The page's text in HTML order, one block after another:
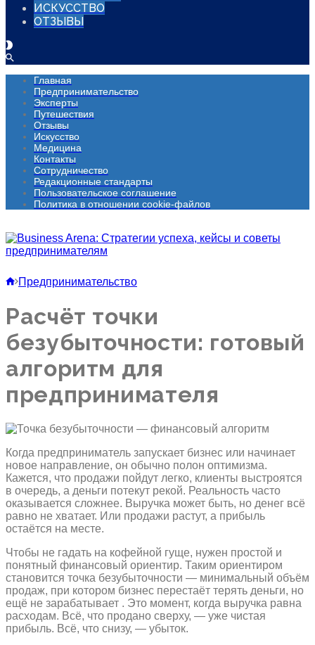
ИСКУССТВО
ОТЗЫВЫ
Главная
Предпринимательство
Эксперты
Путешествия
Отзывы
Искусство
Медицина
Контакты
Сотрудничество
Редакционные стандарты
Пользовательское соглашение
Политика в отношении cookie-файлов
Предпринимательство
Расчёт точки
безубыточности: готовый
алгоритм для
предпринимателя
Когда предприниматель запускает бизнес или начинает
новое направление, он обычно полон оптимизма.
Кажется, что продажи пойдут легко, клиенты выстроятся
в очередь, а деньги потекут рекой. Реальность часто
оказывается сложнее. Выручка может быть, но денег всё
равно не хватает. Или продажи растут, а прибыль
остаётся на месте.
Чтобы не гадать на кофейной гуще, нужен простой и
понятный финансовый ориентир. Таким ориентиром
становится точка безубыточности — минимальный объём
продаж, при котором бизнес перестаёт терять деньги, но
ещё не зарабатывает . Это момент, когда выручка равна
расходам. Всё, что продано сверху, — уже чистая
прибыль. Всё, что снизу, — убыток.